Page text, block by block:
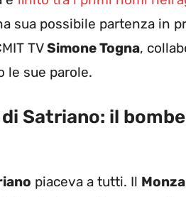
sua possibile partenza in
TVSimone Togna,
le sue parole.
di Satriano: il
piaceva a tutti. Il Monza